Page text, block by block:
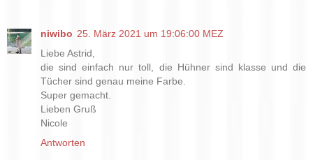
niwibo 25. März 2021 um 19:06:00 MEZ
Liebe Astrid,
die sind einfach nur toll, die Hühner sind klasse und die
Tücher sind genau meine Farbe.
Super gemacht.
Lieben Gruß
Nicole
Antworten